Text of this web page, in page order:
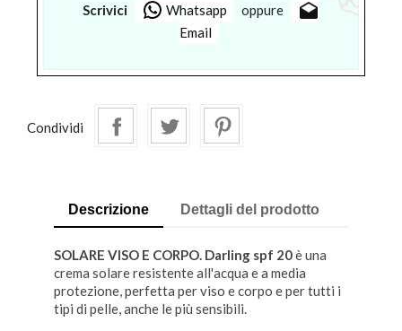
Scrivici Whatsapp oppure drafts
Email
Condividi
Descrizione Dettagli del prodotto
SOLARE VISO E CORPO. Darling spf 20è una
crema solare resistente all'acqua e a media
protezione, perfetta per viso e corpo e per tutti i
tipi di pelle, anche le più sensibili.